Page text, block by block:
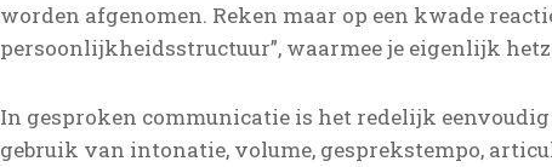
worden afgenomen. Reken maar op een kwade
persoonlijkheidsstructuur”, waarmee je eigenlijk
In gesproken communicatie is het redelijk eenvoudig
gebruik van intonatie, volume, gesprekstempo,